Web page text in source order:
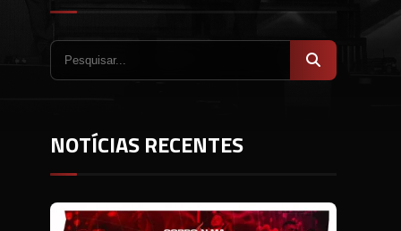
NOTÍCIAS RECENTES